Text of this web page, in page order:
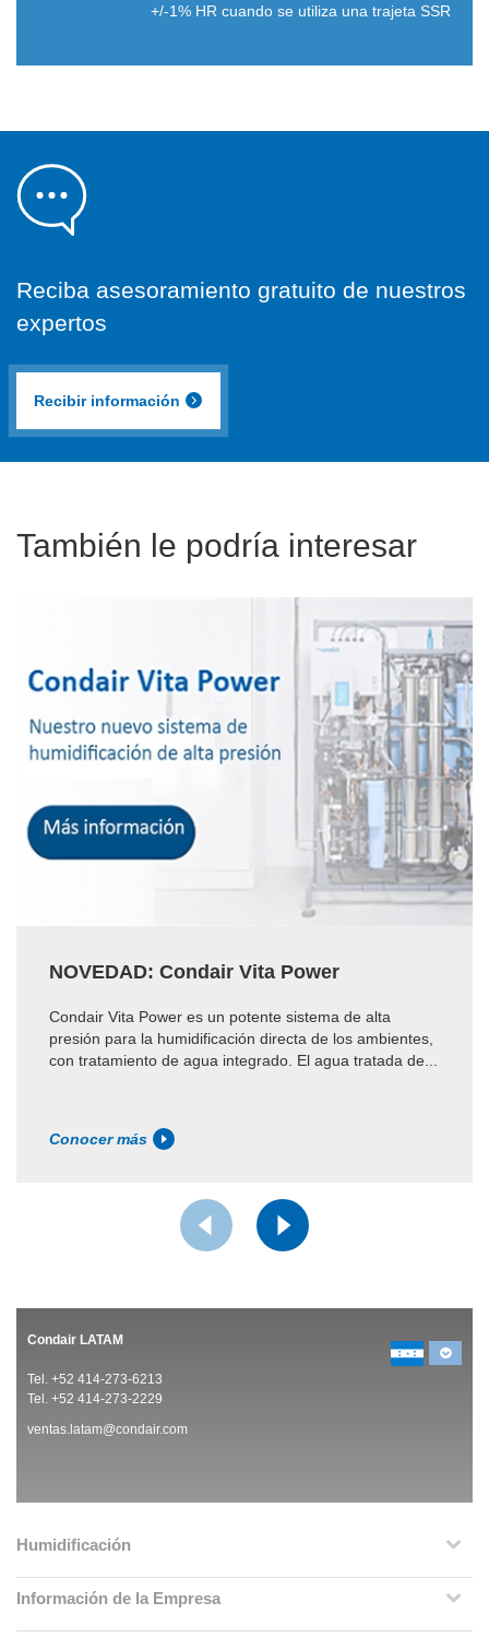
+/-1% HR cuando se utiliza una trajeta SSR
Reciba asesoramiento gratuito de nuestros
expertos
Recibir información
También le podría interesar
NOVEDAD: Condair Vita Power
Condair Vita Power es un potente sistema de alta
presión para la humidificación directa de los ambientes,
con tratamiento de agua integrado. El agua tratada de...
Conocer más
Condair LATAM
Tel. +52 414-273-6213
Tel. +52 414-273-2229
ventas.latam@condair.com
Humidificación
Información de la Empresa